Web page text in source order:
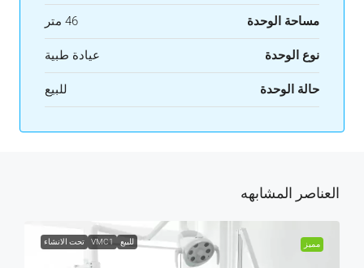
مساحة الوحدة 46 متر
نوع الوحدة عيادة طبية
حالة الوحدة للبيع
العناصر المشابهه
مميز للبيع VMC1 تحت الانشاء